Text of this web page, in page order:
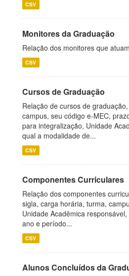
CSV
Monitores da Graduação
Relação dos monitores que
CSV
Cursos de Graduação
Relação de cursos de
campus, seu código e-MEC,
para integralização, Unidade
qual a modalidade de...
CSV
Componentes Curriculares
Relação dos componentes
sigla, carga horária, turma,
Unidade Acadêmica
ano e período...
CSV
Alunos Concluídos da